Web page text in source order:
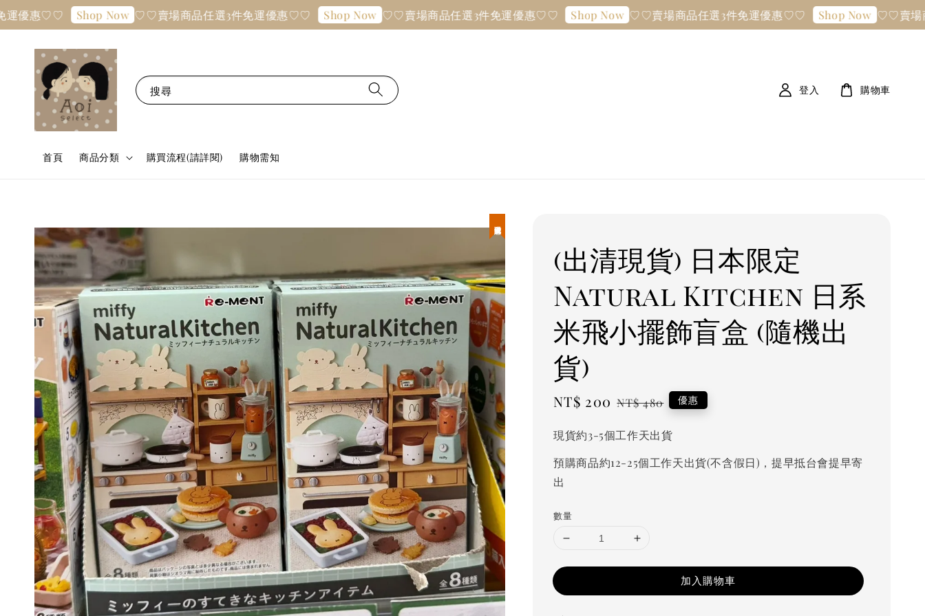
惠♡♡ Shop Now ♡♡賣場商品任選3件免運優惠♡♡ Shop Now ♡♡賣場商品任選3件免運優惠♡♡ Shop Now ♡♡賣場商品任選3件免運優惠♡♡ Shop Now ♡♡賣場商品
搜尋
首頁 商品分類 購買流程(請詳閱) 購物需知
登入 購物車
(出清現貨) 日本限定
Natural Kitchen 日系
米飛小擺飾盲盒 (隨機出
貨)
Sale
NT$ 200 Regular
NT$ 480 優惠
現貨約3-5個工作天出貨
預購商品約12-25個工作天出貨(不含假日)，提早抵台會提早寄
出
數量
加入購物車